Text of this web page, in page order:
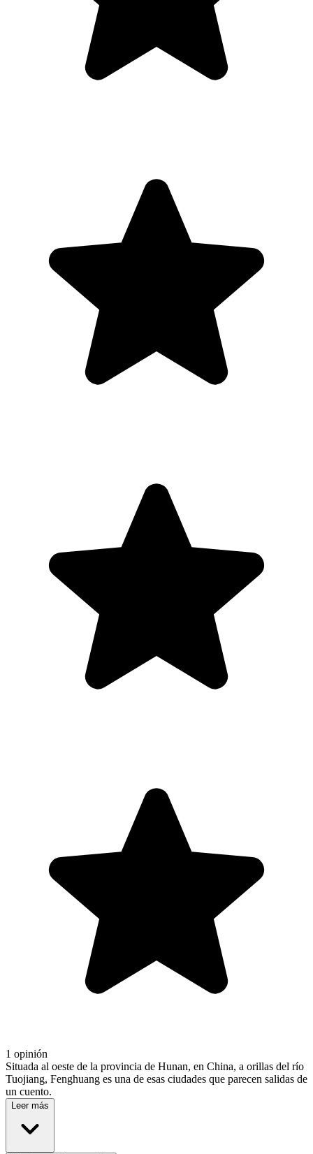
1 opinión
Situada al oeste de la provincia de Hunan, en China, a orillas del río
Tuojiang, Fenghuang es una de esas ciudades que parecen salidas de
un cuento.
Leer más